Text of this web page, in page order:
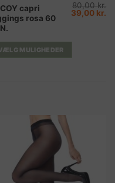
capri
rosa 60
80,00kr.
Den
80,00 kr..
39,00 kr.
MULIGHEDER